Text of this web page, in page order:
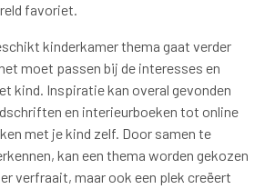
favoriet.
kinderkamer thema gaat verder
moet passen bij de interesses en
kind. Inspiratie kan overal gevonden
en interieurboeken tot online
met je kind zelf. Door samen te
kan een thema worden gekozen
verfraait, maar ook een plek creëert